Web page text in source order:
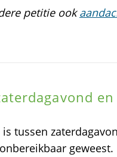
petitie ook
tussen